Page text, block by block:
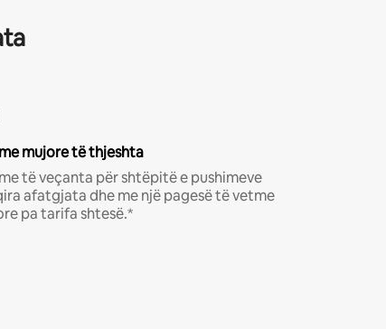
mujore të thjeshta
të veçanta për shtëpitë e pushimeve
afatgjata dhe me një pagesë të vetme
pa tarifa shtesë.*